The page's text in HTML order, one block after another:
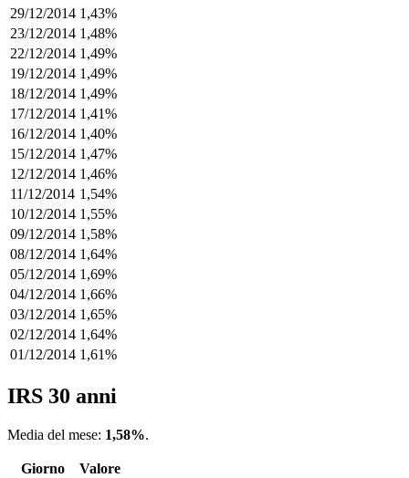
29/12/2014 1,43%
23/12/2014 1,48%
22/12/2014 1,49%
19/12/2014 1,49%
18/12/2014 1,49%
17/12/2014 1,41%
16/12/2014 1,40%
15/12/2014 1,47%
12/12/2014 1,46%
11/12/2014 1,54%
10/12/2014 1,55%
09/12/2014 1,58%
08/12/2014 1,64%
05/12/2014 1,69%
04/12/2014 1,66%
03/12/2014 1,65%
02/12/2014 1,64%
01/12/2014 1,61%
IRS 30 anni
Media del mese: 1,58%.
Giorno
Valore